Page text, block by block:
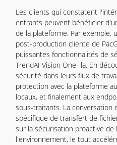
Les clients qui constatent
entrants peuvent bénéficier
de la plateforme. Par exemple,
post-production cliente de
puissantes fonctionnalités de
TrendAI Vision One- la. En
sécurité dans leurs flux de
protection avec la plateforme
locaux, et finalement aux
sous-traitants. La conversation
spécifique de transfert de
sur la sécurisation proactive de
l'environnement, le tout